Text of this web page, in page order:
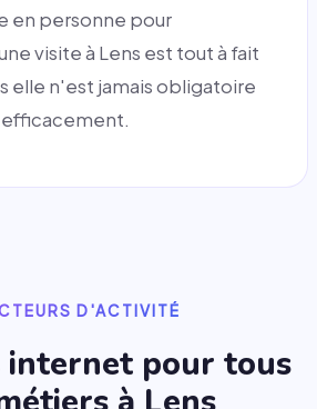
en personne pour
visite à Lens est tout à fait
elle n'est jamais obligatoire
efficacement.
D'ACTIVITÉ
internet pour tous